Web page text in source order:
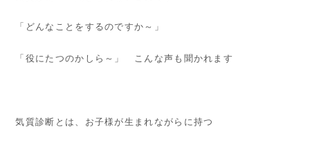
「どんなことをするのですか～」
「役にたつのかしら～」 こんな声も聞かれます
気質診断とは、お子様が生まれながらに持つ